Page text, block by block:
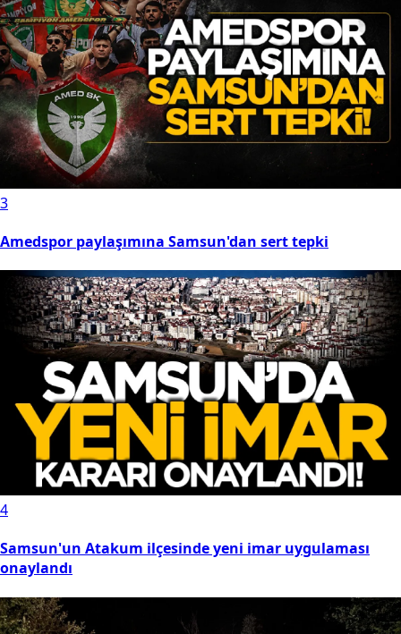
3
Amedspor paylaşımına Samsun'dan sert tepki
4
Samsun'un Atakum ilçesinde yeni imar uygulaması
onaylandı